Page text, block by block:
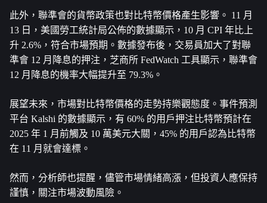
此外，聯準會的貨幣政策也對比特幣價格產生影響。 11 月
13 日，美國勞工統計局公佈的數據顯示，10 月 CPI 年比上
升 2.6%，符合市場預期。數據發布後，交易員加大了對聯
準會 12 月降息的押注，芝商所 FedWatch 工具顯示，聯準會
12 月降息的機率大幅提升至 79.3%。
展望未來，市場對比特幣價格的走勢持樂觀態度。事件預測
平台 Kalshi 的數據顯示，有 60% 的用戶押注比特幣預計在
2025 年 1 月前觸及 10 萬美元大關，45% 的用戶認為比特幣
在 11 月就會達標。
然而，分析師也提醒，儘管市場情緒高漲，但投資人應保持
謹慎，關注市場波動風險。